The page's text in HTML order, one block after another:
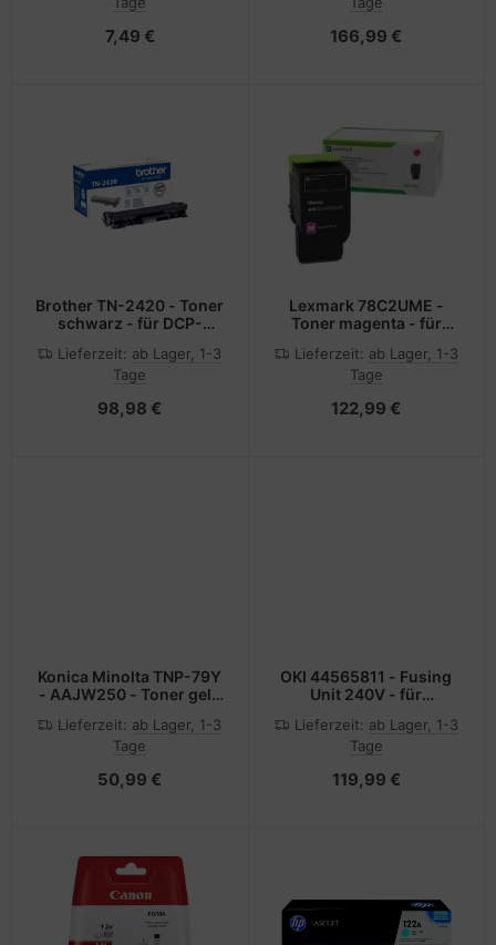
2830, 2840
7,49 €
MS510dn, MS510dtn,
MS610dte
166,99 €
Brother TN-2420 - Toner
schwarz - für DCP-
L2350 L2370 L2375
MFC-L2710 L2713 L2730
Lieferzeit: ab Lager, 1-3
Tage
98,98 €
Lexmark 78C2UME -
Toner magenta - für
CX622ade, CX622de,
CX625ade, CX625adhe,
Lieferzeit: ab Lager, 1-3
Tage
122,99 €
Konica Minolta TNP-79Y
- AAJW250 - Toner gelb
Lieferzeit: ab Lager, 1-3
Tage
50,99 €
OKI 44565811 - Fusing
Unit 240V - für
MB472/MB492/MB562
Lieferzeit: ab Lager, 1-3
Tage
119,99 €